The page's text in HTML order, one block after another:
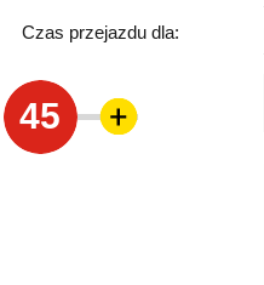
Czas przejazdu dla:
45